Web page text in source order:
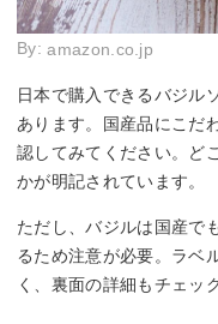
By:amazon.co.jp
日本で購入できるバジル
あります。国産品にこだ
認してみてください。ど
かが明記されています。
ただし、バジルは国産で
るため注意が必要。ラベ
く、裏面の詳細もチェッ